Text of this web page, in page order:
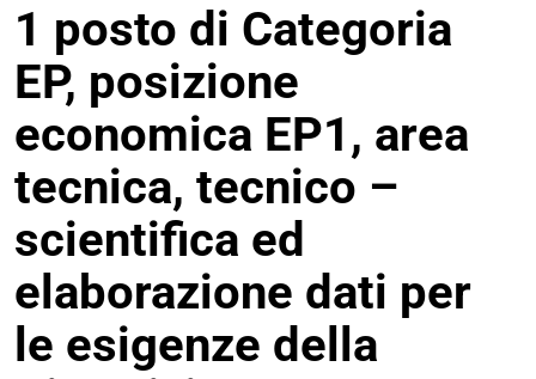
1 posto di Categoria
EP, posizione
economica EP1, area
tecnica, tecnico –
scientifica ed
elaborazione dati per
le esigenze della